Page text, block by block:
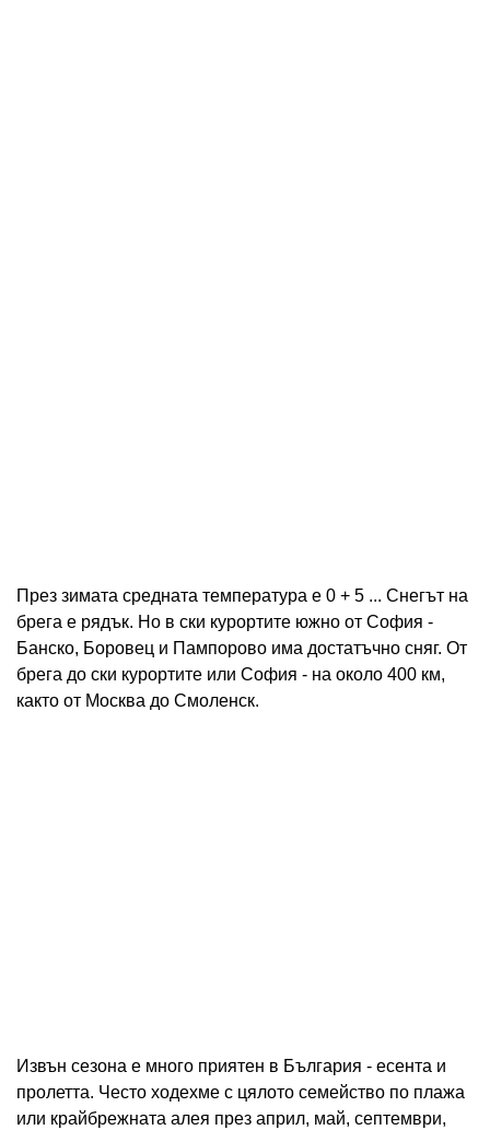
През зимата средната температура е 0 + 5 ... Снегът на
брега е рядък. Но в ски курортите южно от София -
Банско, Боровец и Пампорово има достатъчно сняг. От
брега до ски курортите или София - на около 400 км,
както от Москва до Смоленск.
Извън сезона е много приятен в България - есента и
пролетта. Често ходехме с цялото семейство по плажа
или крайбрежната алея през април, май, септември,